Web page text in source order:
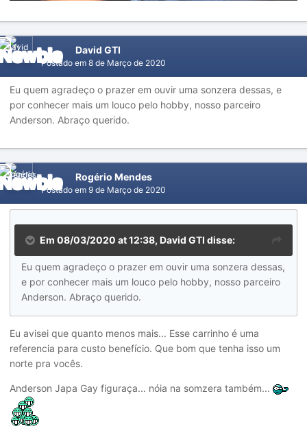
David GTI
Postado em 8 de Março de 2020
Eu quem agradeço o prazer em ouvir uma sonzera dessas, e
por conhecer mais um louco pelo hobby, nosso parceiro
Anderson. Abraço querido.
Rogério Mendes
Postado em 9 de Março de 2020
Em 08/03/2020 at 12:38, David GTI disse:
Eu quem agradeço o prazer em ouvir uma sonzera dessas,
e por conhecer mais um louco pelo hobby, nosso parceiro
Anderson. Abraço querido.
Eu avisei que quanto menos mais... Esse carrinho é uma
referencia para custo benefício. Que bom que tenha isso um
norte pra vocês.
Anderson Japa Gay figuraça... nóia na somzera também...